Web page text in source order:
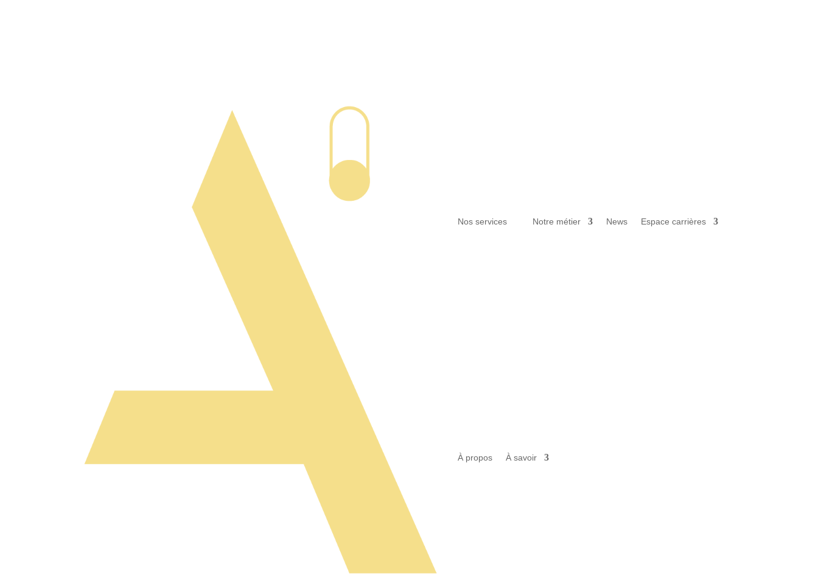
Nos services Notre métier News Espace carrières
À propos À savoir